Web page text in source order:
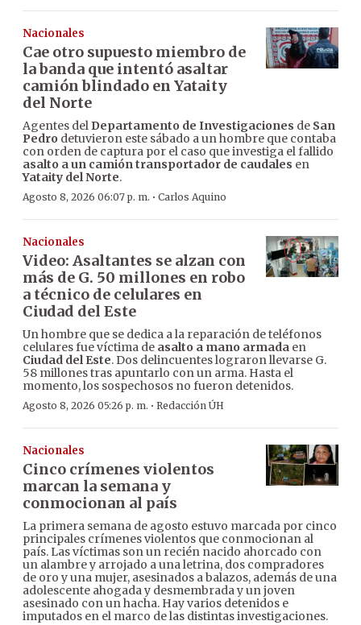
Nacionales
Cae otro supuesto miembro de
la banda que intentó asaltar
camión blindado en Yataity
del Norte
Agentes del Departamento de Investigaciones de San
Pedro detuvieron este sábado a un hombre que contaba
con orden de captura por el caso que investiga el fallido
asalto a un camión transportador de caudales en
Yataity del Norte.
Agosto 8, 2026 06:07 p. m. · Carlos Aquino
Nacionales
Video: Asaltantes se alzan con
más de G. 50 millones en robo
a técnico de celulares en
Ciudad del Este
Un hombre que se dedica a la reparación de teléfonos
celulares fue víctima de asalto a mano armada en
Ciudad del Este. Dos delincuentes lograron llevarse G.
58 millones tras apuntarlo con un arma. Hasta el
momento, los sospechosos no fueron detenidos.
Agosto 8, 2026 05:26 p. m. · Redacción ÚH
Nacionales
Cinco crímenes violentos
marcan la semana y
conmocionan al país
La primera semana de agosto estuvo marcada por cinco
principales crímenes violentos que conmocionan al
país. Las víctimas son un recién nacido ahorcado con
un alambre y arrojado a una letrina, dos compradores
de oro y una mujer, asesinados a balazos, además de una
adolescente ahogada y desmembrada y un joven
asesinado con un hacha. Hay varios detenidos e
imputados en el marco de las distintas investigaciones.